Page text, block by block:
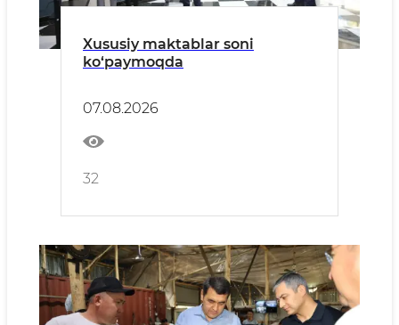
Xususiy maktablar soni
ko‘paymoqda
07.08.2026
32